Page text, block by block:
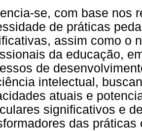
se, com base nos
de práticas
assim como o
da educação,
de
intelectual,
atuais e
significativos e
das práticas